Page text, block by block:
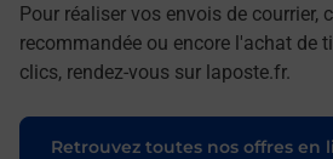
Pour réaliser vos envois de courrier,
recommandée ou encore l'achat de
clics, rendez-vous sur laposte.fr.
Retrouvez toutes nos offres en